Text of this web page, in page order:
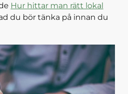
Hur hittar man rätt lokal
du bör tänka på innan du